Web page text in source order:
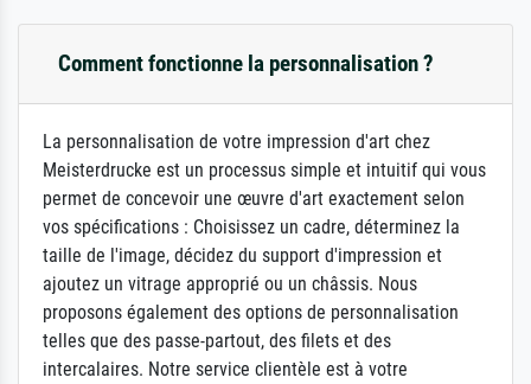
Comment fonctionne la personnalisation ?
La personnalisation de votre impression d'art chez
Meisterdrucke est un processus simple et intuitif qui vous
permet de concevoir une œuvre d'art exactement selon
vos spécifications : Choisissez un cadre, déterminez la
taille de l'image, décidez du support d'impression et
ajoutez un vitrage approprié ou un châssis. Nous
proposons également des options de personnalisation
telles que des passe-partout, des filets et des
intercalaires. Notre service clientèle est à votre